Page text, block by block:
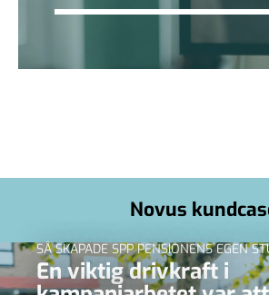
Novus
SÅ SKAPADE SPP PENSIONENS EGEN
En viktig drivkraft i